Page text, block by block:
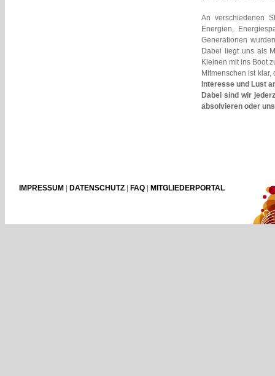
An verschiedenen
Energien,
Generationen
Dabei liegt uns als
Kleinen mit ins Boot
Mitmenschen ist
Interesse und Lust
Dabei sind wir
absolvieren oder
IMPRESSUM DATENSCHUTZ FAQ MITGLIEDERPORTAL